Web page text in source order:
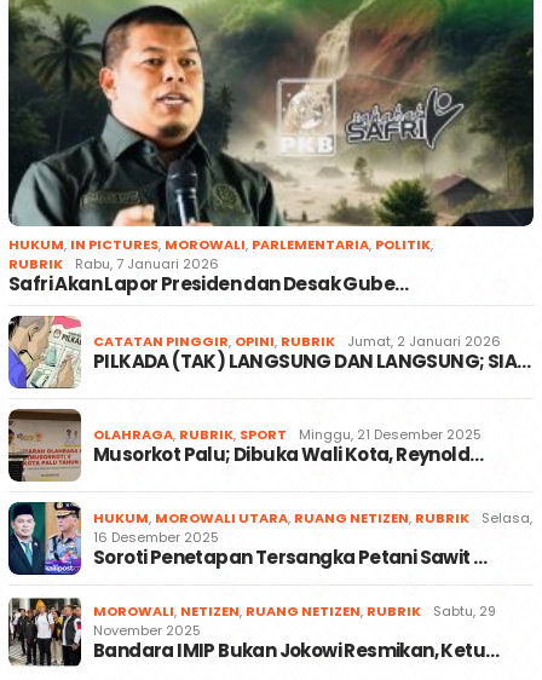
HUKUM, IN PICTURES, MOROWALI, PARLEMENTARIA, POLITIK,
RUBRIK
Rabu, 7 Januari 2026
Safri Akan Lapor Presiden dan Desak Gube…
CATATAN PINGGIR, OPINI, RUBRIK Jumat, 2 Januari 2026
PILKADA (TAK) LANGSUNG DAN LANGSUNG; SIA…
OLAHRAGA, RUBRIK, SPORT Minggu, 21 Desember 2025
Musorkot Palu; Dibuka Wali Kota, Reynold…
HUKUM, MOROWALI UTARA, RUANG NETIZEN, RUBRIK
Selasa,
16 Desember 2025
Soroti Penetapan Tersangka Petani Sawit …
MOROWALI, NETIZEN, RUANG NETIZEN, RUBRIK
Sabtu, 29
November 2025
Bandara IMIP Bukan Jokowi Resmikan, Ketu…